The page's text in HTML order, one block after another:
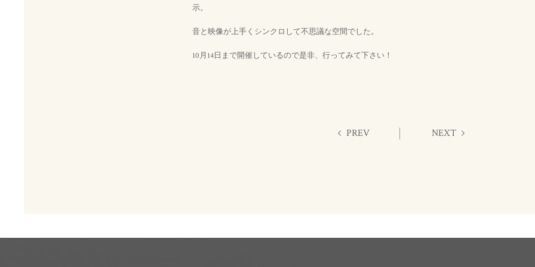
示。
音と映像が上手くシンクロして不思議な空間でした。
10月14日まで開催しているので是非、行ってみて下さい！
PREV NEXT